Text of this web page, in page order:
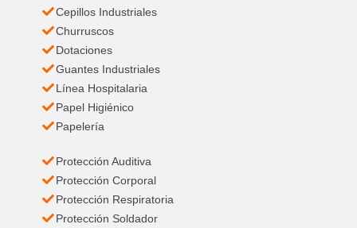
Cepillos Industriales
Churruscos
Dotaciones
Guantes Industriales
Línea Hospitalaria
Papel Higiénico
Papelería
Protección Auditiva
Protección Corporal
Protección Respiratoria
Protección Soldador